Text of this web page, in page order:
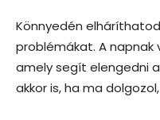
Könnyedén
problémákat. A napnak
amely segít elengedni
akkor is, ha ma